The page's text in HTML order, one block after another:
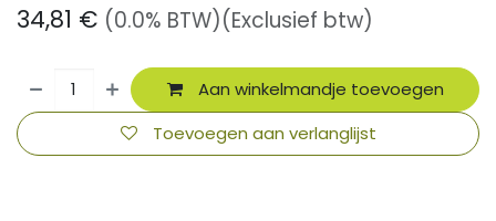
34,81 € (0.0% BTW)(Exclusief btw)
Aan winkelmandje toevoegen
Toevoegen aan verlanglijst